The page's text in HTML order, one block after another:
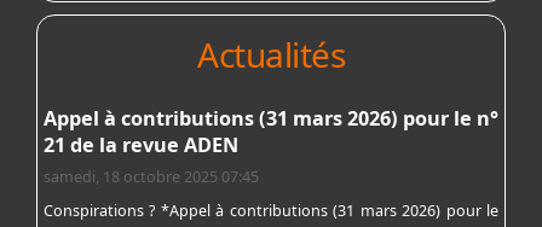
Actualités
Appel à contributions (31 mars 2026) pour le n°
21 de la revue ADEN
samedi, 18 octobre 2025 07:45
Conspirations ? *Appel à contributions (31 mars 2026) pour le